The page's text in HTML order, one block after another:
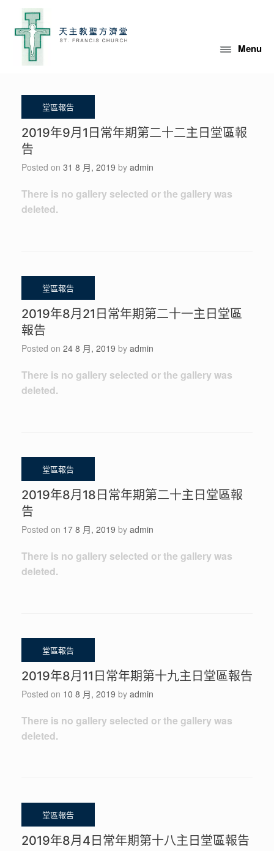
content
Menu
2019年9月1日常年期第二十二主日堂區報
告
Posted on 31 8 月, 2019 by admin
There is no gallery selected or the gallery was
deleted.
2019年8月21日常年期第二十一主日堂區
報告
Posted on 24 8 月, 2019 by admin
There is no gallery selected or the gallery was
deleted.
2019年8月18日常年期第二十主日堂區報
告
Posted on 17 8 月, 2019 by admin
There is no gallery selected or the gallery was
deleted.
2019年8月11日常年期第十九主日堂區報告
Posted on 10 8 月, 2019 by admin
There is no gallery selected or the gallery was
deleted.
2019年8月4日常年期第十八主日堂區報告